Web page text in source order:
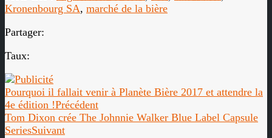
Kronenbourg SA, marché de la bière
Partager:
Taux:
Pourquoi il fallait venir à Planète Bière 2017 et attendre la
4e édition !Précédent
Tom Dixon crée The Johnnie Walker Blue Label Capsule
SeriesSuivant